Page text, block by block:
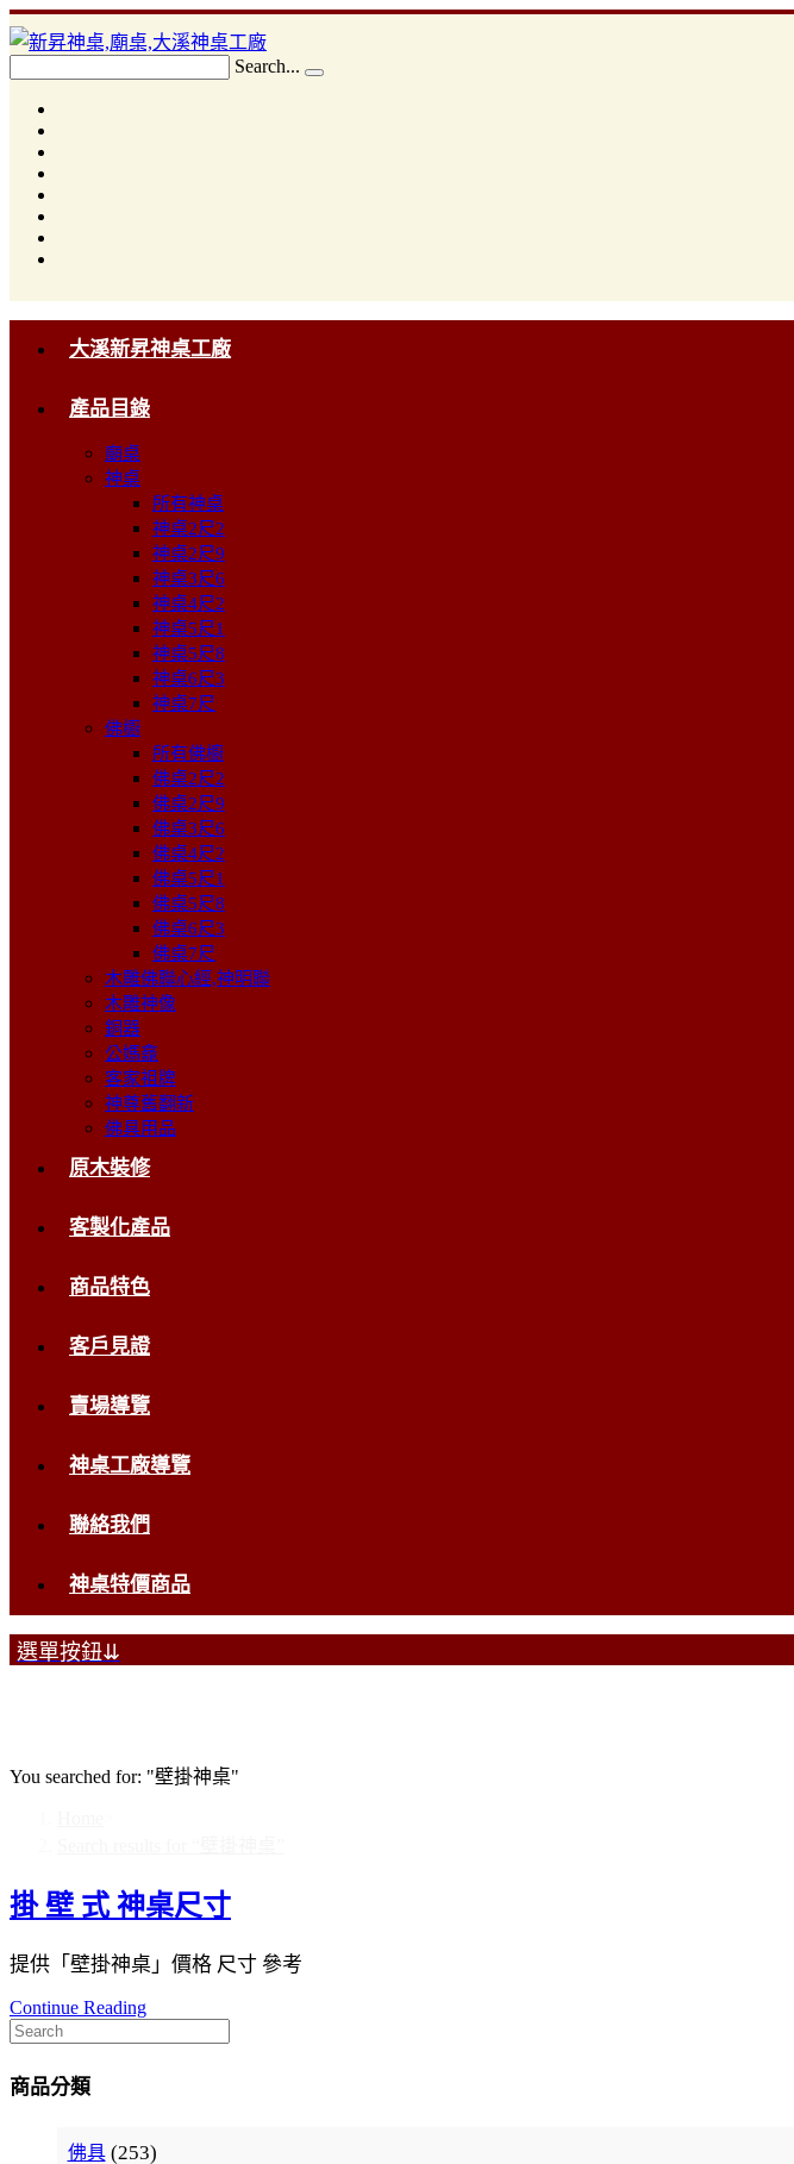
Search...
大溪新昇神桌工廠
產品目錄
廟桌
神桌
所有神桌
神桌2尺2
神桌2尺9
神桌3尺6
神桌4尺2
神桌5尺1
神桌5尺8
神桌6尺3
神桌7尺
佛櫥
所有佛櫥
佛桌2尺2
佛桌2尺9
佛桌3尺6
佛桌4尺2
佛桌5尺1
佛桌5尺8
佛桌6尺3
佛桌7尺
木雕佛聯心經,神明聯
木雕神像
銅器
公媽龕
客家祖牌
神尊舊翻新
佛具用品
原木裝修
客製化產品
商品特色
客戶見證
賣場導覽
神桌工廠導覽
聯絡我們
神桌特價商品
選單按鈕⇊
You searched for: "壁掛神桌"
掛 壁 式 神桌尺寸
提供「壁掛神桌」價格 尺寸 參考
Continue Reading
商品分類
佛具 (253)